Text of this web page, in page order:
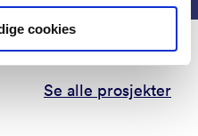
cookies
Se alle prosjekter